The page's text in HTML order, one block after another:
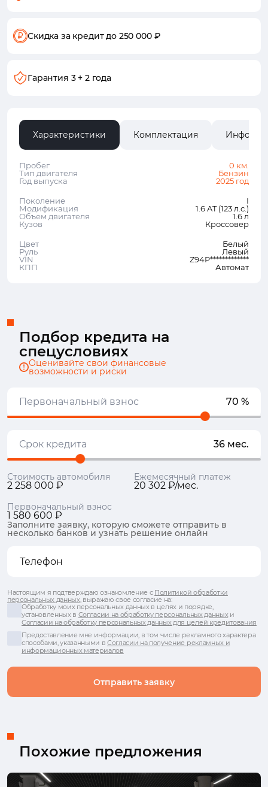
Скидка за кредитдо 250 000 ₽
Гарантия 3 + 2 года
Характеристики Комплектация
Пробег
0 км.
Тип двигателя
Бензин
Год выпуска
2025 год
Поколение
I
Модификация
1.6 AT (123 л.с.)
Объем двигателя
1.6 л
Кузов
Кроссовер
Цвет
Белый
Руль
Левый
VIN
Z94P*************
КПП
Автомат
Подбор кредита на
спецусловиях
Оценивайте свои финансовые
возможности и риски
Первоначальный взнос 70 %
Срок кредита 36 мес.
Стоимость автомобиля
2 258 000 ₽
Ежемесячный платеж
20 302 ₽/мес.
Первоначальный взнос
1 580 600 ₽
Заполните заявку, которую сможете отправить в
несколько банков и узнать решение онлайн
Отправить заявку
Настоящим я подтверждаю ознакомление с Политикой обработки
персональных данных, выражаю свое согласие на:
Обработку моих персональных данных в целях и порядке,
установленных в Согласии на обработку персональных данныхи
Согласии на обработку персональных данных для целей кредитования
Предоставление мне информации, в том числе рекламного характера
способами, указанными вСогласии на получение рекламных и
информационных материалов
Похожие предложения